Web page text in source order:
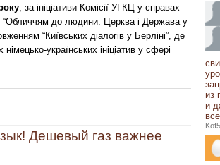
, за ініціативи Комісії УГКЦ у справах
“Обличчям до людини: Церква і Держава у
“Київських діалогів у Берліні”, де
українських ініціатив у сфері
Дешевый газ важнее
из
и